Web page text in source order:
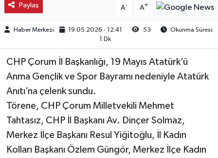
Paylaş A- A+
Haber Merkezi 19.05.2026 - 12:41 53
Okunma Süresi:
1 Dk
CHP Çorum İl Başkanlığı, 19 Mayıs Atatürk’ü
Anma Gençlik ve Spor Bayramı nedeniyle Atatürk
Anıtı’na çelenk sundu.
Törene, CHP Çorum Milletvekili Mehmet
Tahtasız, CHP İl Başkanı Av. Dinçer Solmaz,
Merkez İlçe Başkanı Resul Yiğitoğlu, İl Kadın
Kolları Başkanı Özlem Güngör, Merkez İlçe Kadın
Mecitözü
Ortaköy
Osmancık
Sungurlu
Uğurludağ